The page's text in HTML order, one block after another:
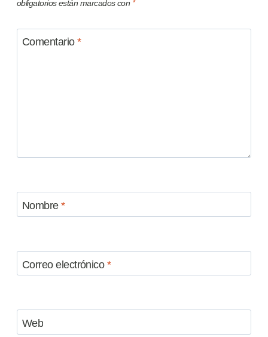
obligatorios están marcados con *
Comentario*
Nombre*
Correo electrónico *
Web